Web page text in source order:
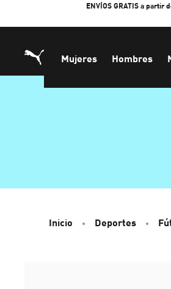
ENVÍOS GRATIS a partir
Mujeres Hombres
Inicio Deportes